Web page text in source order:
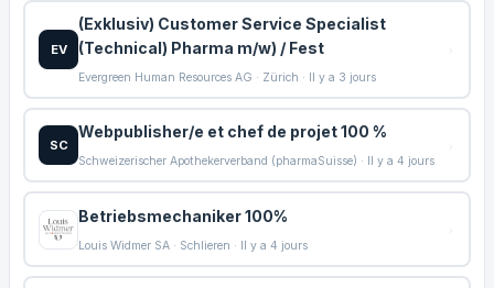
EV
(Exklusiv) Customer Service Specialist
(Technical) Pharma m/w) / Fest
Evergreen Human Resources AG · Zürich · Il y a 3 jours
SC
Webpublisher/e et chef de projet 100 %
Schweizerischer Apothekerverband (pharmaSuisse) · Il y a 4 jours
Betriebsmechaniker 100%
Louis Widmer SA · Schlieren · Il y a 4 jours